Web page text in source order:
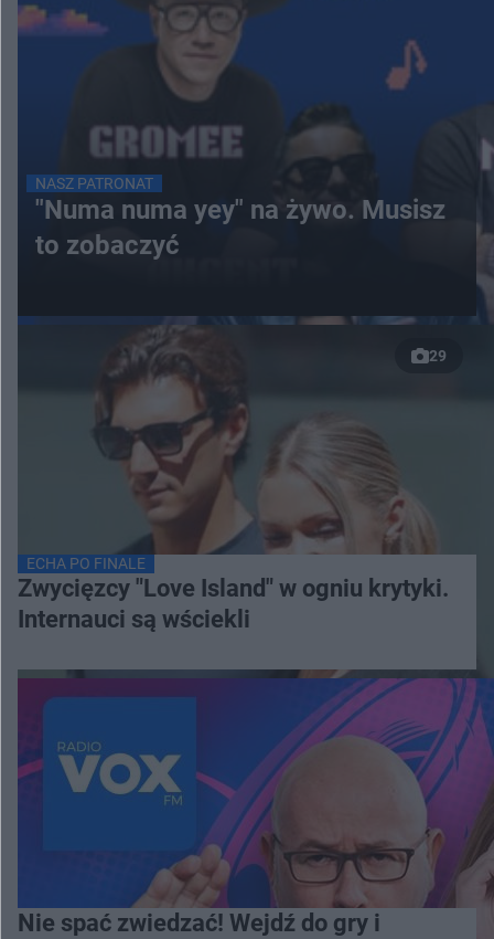
NASZ PATRONAT
"Numa numa yey" na żywo. Musisz
to zobaczyć
29
ECHA PO FINALE
Zwycięzcy "Love Island" w ogniu krytyki.
Internauci są wściekli
Nie spać zwiedzać! Wejdź do gry i